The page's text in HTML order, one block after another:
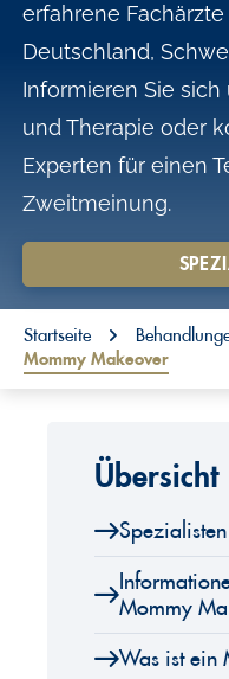
erfahrene
Deutschland,
Informieren Sie
und Therapie oder
Experten für einen
Zweitmeinung.
You are here:
Startseite
Mommy Makeover
Übersicht
Mommy
Was ist ein